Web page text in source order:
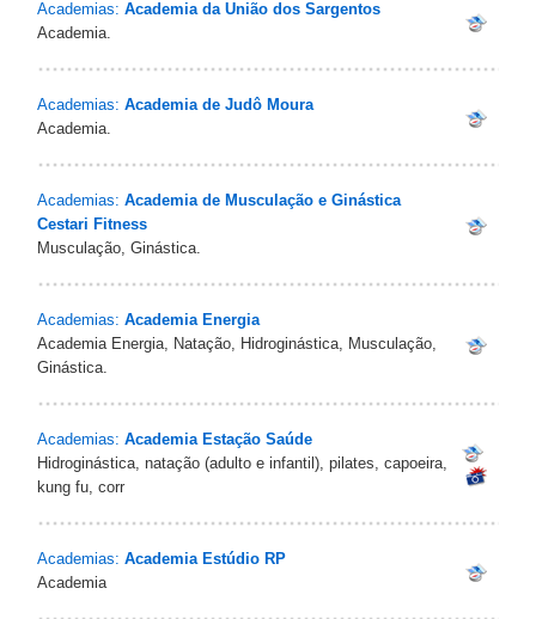
Academias: Academia da União dos Sargentos
Academia.
Academias: Academia de Judô Moura
Academia.
Academias: Academia de Musculação e Ginástica
Cestari Fitness
Musculação, Ginástica.
Academias: Academia Energia
Academia Energia, Natação, Hidroginástica, Musculação,
Ginástica.
Academias: Academia Estação Saúde
Hidroginástica, natação (adulto e infantil), pilates, capoeira,
kung fu, corr
Academias: Academia Estúdio RP
Academia